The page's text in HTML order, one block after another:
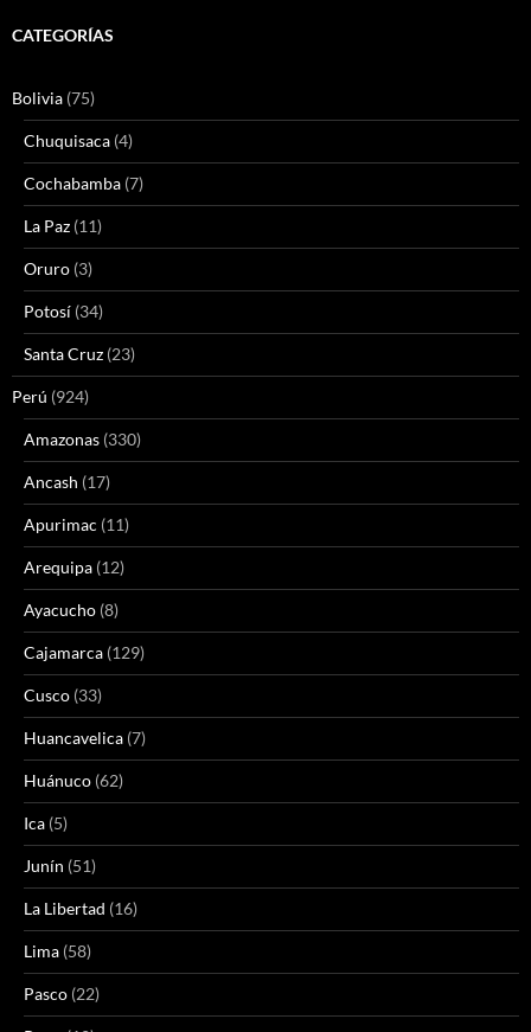
CATEGORÍAS
Bolivia (75)
Chuquisaca (4)
Cochabamba (7)
La Paz (11)
Oruro (3)
Potosí (34)
Santa Cruz (23)
Perú (924)
Amazonas (330)
Ancash (17)
Apurimac (11)
Arequipa (12)
Ayacucho (8)
Cajamarca (129)
Cusco (33)
Huancavelica (7)
Huánuco (62)
Ica (5)
Junín (51)
La Libertad (16)
Lima (58)
Pasco (22)